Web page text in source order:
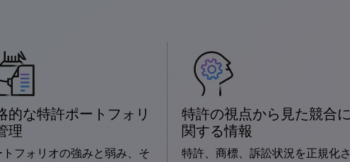
的な特許ポートフォリ
理
トフォリオの強みと弱み、そ
特許の視点から見た競合に
関する情報
特許、商標、訴訟状況を正規化さ